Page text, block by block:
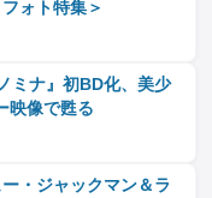
ォト特集＞
ミナ』初BD化、美少
映像で甦る
・ジャックマン＆ラ